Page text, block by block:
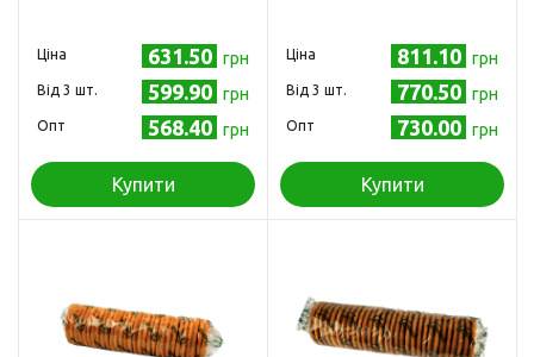
Ціна 631.50 грн
Від 3 шт. 599.90 грн
Опт 568.40 грн
Купити
Ціна 811.10 грн
Від 3 шт. 770.50 грн
Опт 730.00 грн
Купити